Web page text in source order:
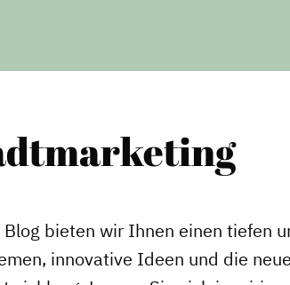
bieten wir Ihnen einen tiefen
innovative Ideen und die